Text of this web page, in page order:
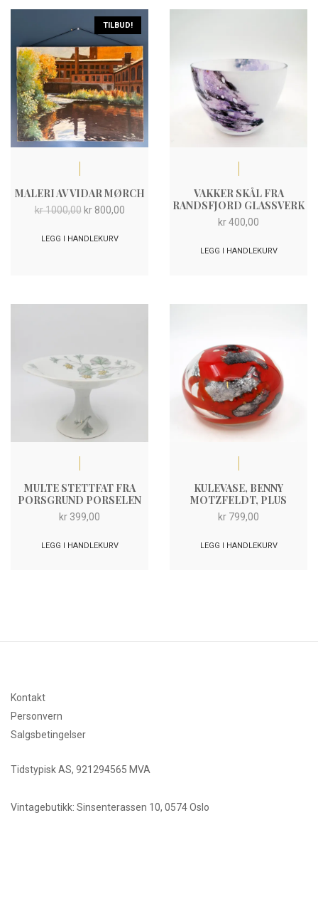
TILBUD!
MALERI AV VIDAR MØRCH
kr1000,00 Opprinnelig
var:
kr800,00Nåværende
LEGG I HANDLEKURV
VAKKER SKÅL FRA
RANDSFJORD GLASSVERK
kr400,00
LEGG I HANDLEKURV
MULTE STETTFAT FRA
PORSGRUND PORSELEN
kr 399,00
LEGG I HANDLEKURV
KULEVASE, BENNY
MOTZFELDT, PLUS
kr 799,00
LEGG I HANDLEKURV
Kontakt
Personvern
Salgsbetingelser
Tidstypisk AS, 921294565 MVA
Vintagebutikk: Sinsenterassen 10, 0574 Oslo